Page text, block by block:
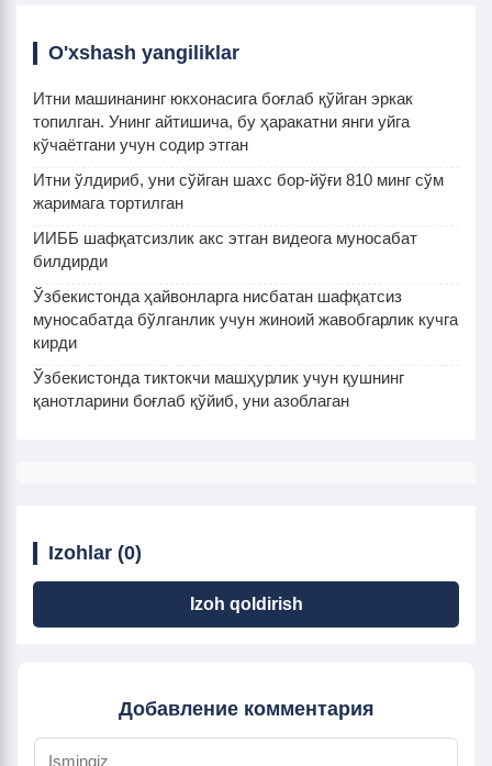
O'xshash yangiliklar
Итни машинанинг юкхонасига боғлаб қўйган эркак
топилган. Унинг айтишича, бу ҳаракатни янги уйга
кўчаётгани учун содир этган
Итни ўлдириб, уни сўйган шахс бор-йўғи 810 минг сўм
жаримага тортилган
ИИББ шафқатсизлик акс этган видеога муносабат
билдирди
Ўзбекистонда ҳайвонларга нисбатан шафқатсиз
муносабатда бўлганлик учун жиноий жавобгарлик кучга
кирди
Ўзбекистонда тиктокчи машҳурлик учун қушнинг
қанотларини боғлаб қўйиб, уни азоблаган
Izohlar (0)
Izoh qoldirish
Добавление комментария